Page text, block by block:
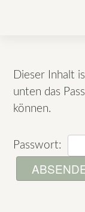
Dieser Inhalt
unten das
können.
Passwort: